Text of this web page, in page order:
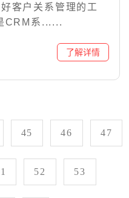
客户关系管理的工
CRM系......
45 46 47
52 53